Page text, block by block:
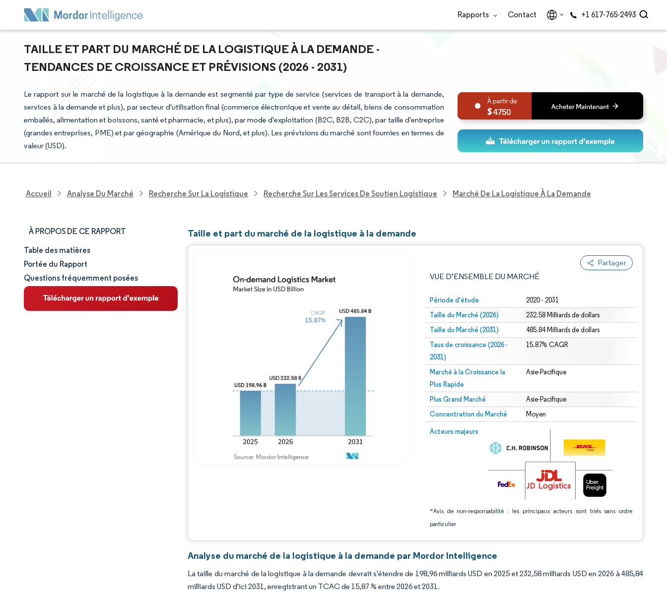
Rapports Contact +1 617-765-2493
TAILLE ET PART DU MARCHÉ DE LA LOGISTIQUE À LA DEMANDE -
TENDANCES DE CROISSANCE ET PRÉVISIONS (2026 - 2031)
Le rapport sur le marché de la logistique à la demande est segmenté par type de service (services de transport à la demande,
services à la demande et plus), par secteur d'utilisation final (commerce électronique et vente au détail, biens de consommation
emballés, alimentation et boissons, santé et pharmacie, et plus), par mode d'exploitation (B2C, B2B, C2C), par taille d'entreprise
(grandes entreprises, PME) et par géographie (Amérique du Nord, et plus). Les prévisions du marché sont fournies en termes de
valeur (USD).
4750
Accueil Analyse Du Marché Recherche Sur La Logistique Recherche Sur Les Services De Soutien Logistique Marché De La Logistique À La Demande
À PROPOS DE CE RAPPORT
Taille et part de marché
Analyse du marché
Tendances et perspectives
Table des matières
Portée du Rapport
Questions fréquemment posées
Taille et part du marché de la logistique à la demande
Partager
VUE D’ENSEMBLE DU MARCHÉ
Période d'étude 2020 - 2031
Taille du Marché (2026) 232.58 Milliards de dollars
Taille du Marché (2031) 485.84 Milliards de dollars
Taux de croissance (2026 -
2031)
15.87% CAGR
Marché à la Croissance la
Plus Rapide
Asie-Pacifique
Plus Grand Marché Asie-Pacifique
Concentration du Marché Moyen
Acteurs majeurs
*Avis de non-responsabilité : les principaux acteurs sont triés sans ordre
particulier
Image © Mordor Intelligence. La réutilisation nécessite une attribution sous CC BY 4.0.
Image © Mordor Intelligence. La réutilisation nécessite une attribution sous CC BY 4.0.
Analyse du marché de la logistique à la demande par Mordor Intelligence
La taille du marché de la logistique à la demande devrait s'étendre de 198,96 milliards USD en 2025 et 232,58 milliards USD en 2026 à 485,84
milliards USD d'ici 2031, enregistrant un TCAC de 15,87 % entre 2026 et 2031.